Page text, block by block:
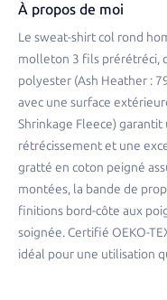
À propos de moi
Le sweat-shirt col rond
molleton 3 fils prérétréci,
polyester (Ash Heather :
avec une surface
Shrinkage Fleece)
rétrécissement et une
gratté en coton peigné
montées, la bande de
finitions bord-côte aux
soignée. Certifié OEKO-
idéal pour une utilisation